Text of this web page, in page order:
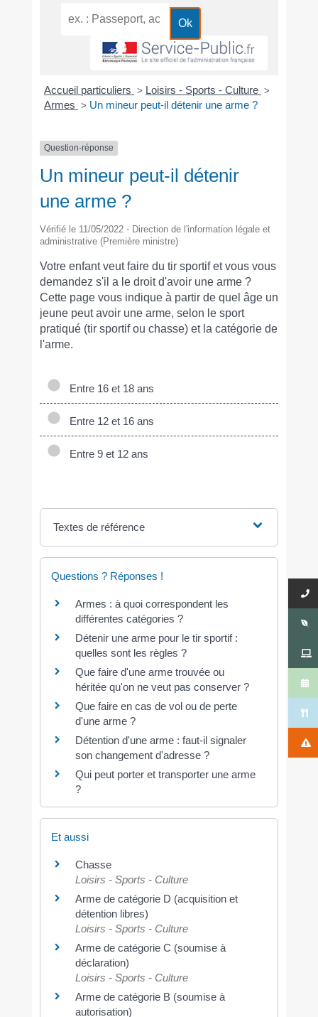
Accueil particuliers > Loisirs - Sports - Culture >
Armes > Un mineur peut-il détenir une arme ?
Question-réponse
Un mineur peut-il détenir
une arme ?
Vérifié le 11/05/2022 - Direction de l'information légale et
administrative (Première ministre)
Votre enfant veut faire du tir sportif et vous vous
demandez s'il a le droit d'avoir une arme ?
Cette page vous indique à partir de quel âge un
jeune peut avoir une arme, selon le sport
pratiqué (tir sportif ou chasse) et la catégorie de
l'arme.
Entre 16 et 18 ans
Entre 12 et 16 ans
Entre 9 et 12 ans
Textes de référence
Questions ? Réponses !
Armes : à quoi correspondent les
différentes catégories ?
Détenir une arme pour le tir sportif :
quelles sont les règles ?
Que faire d'une arme trouvée ou
héritée qu'on ne veut pas conserver ?
Que faire en cas de vol ou de perte
d'une arme ?
Détention d'une arme : faut-il signaler
son changement d'adresse ?
Qui peut porter et transporter une arme
?
Et aussi
Chasse
Loisirs - Sports - Culture
Arme de catégorie D (acquisition et
détention libres)
Loisirs - Sports - Culture
Arme de catégorie C (soumise à
déclaration)
Loisirs - Sports - Culture
Arme de catégorie B (soumise à
autorisation)